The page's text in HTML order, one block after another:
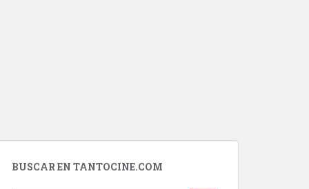
BUSCAR EN TANTOCINE.COM